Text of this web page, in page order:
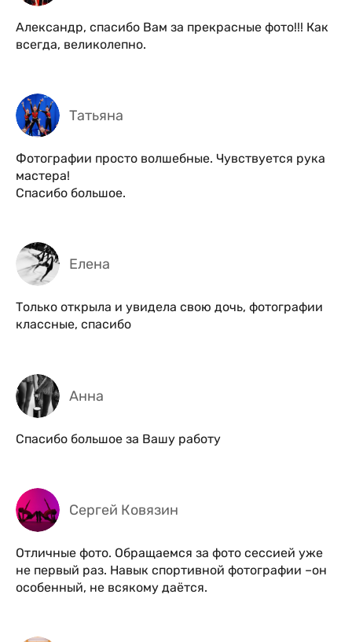
Александр, спасибо Вам за прекрасные фото!!! Как
всегда, великолепно.
Татьяна
Фотографии просто волшебные. Чувствуется рука
мастера!
Спасибо большое.
Елена
Только открыла и увидела свою дочь, фотографии
классные, спасибо
Анна
Спасибо большое за Вашу работу
Сергей Ковязин
Отличные фото. Обращаемся за фото сессией уже
не первый раз. Навык спортивной фотографии –он
особенный, не всякому даётся.